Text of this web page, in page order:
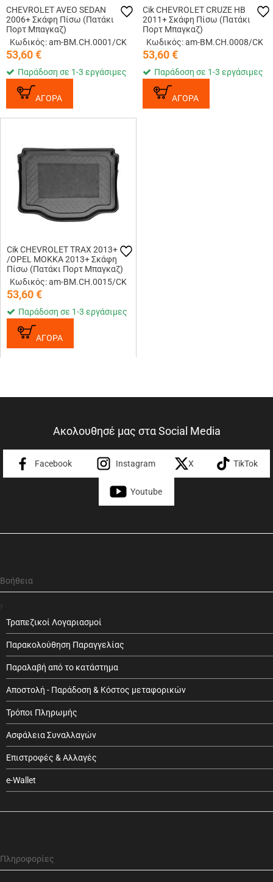
CHEVROLET AVEO SEDAN
2006+ Σκάφη Πίσω (Πατάκι
Πορτ Μπαγκαζ)
Κωδικός: am-BM.CH.0001/CK
53,60€
Παράδοση σε 1-3 εργάσιμες
ΑΓΟΡΑ
Cik CHEVROLET CRUZE HB
2011+ Σκάφη Πίσω (Πατάκι
Πορτ Μπαγκαζ)
Κωδικός: am-BM.CH.0008/CK
53,60€
Παράδοση σε 1-3 εργάσιμες
ΑΓΟΡΑ
Cik CHEVROLET TRAX 2013+
/OPEL MOKKA 2013+ Σκάφη
Πίσω (Πατάκι Πορτ Μπαγκαζ)
Κωδικός: am-BM.CH.0015/CK
53,60€
Παράδοση σε 1-3 εργάσιμες
ΑΓΟΡΑ
Ακολουθησέ μας στα Social Media
Facebook Instagram X TikTok
Youtube
Βοήθεια
Τραπεζικοί Λογαριασμοί
Παρακολούθηση Παραγγελίας
Παραλαβή από το κατάστημα
Αποστολή - Παράδοση & Κόστος μεταφορικών
Τρόποι Πληρωμής
Ασφάλεια Συναλλαγών
Επιστροφές & Αλλαγές
e-Wallet
Πληροφορίες